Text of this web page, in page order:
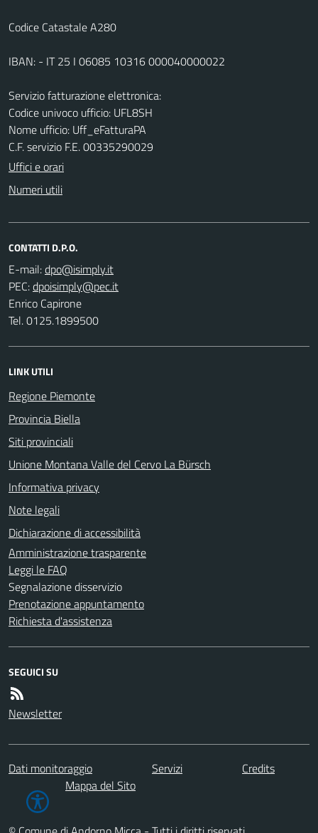
Codice Catastale A280
IBAN: - IT 25 I 06085 10316 000040000022
Servizio fatturazione elettronica:
Codice univoco ufficio: UFL8SH
Nome ufficio: Uff_eFatturaPA
C.F. servizio F.E. 00335290029
Uffici e orari
Numeri utili
CONTATTI D.P.O.
E-mail:
PEC:
Enrico Capirone
Tel. 0125.1899500
LINK UTILI
Regione Piemonte
Provincia Biella
Siti provinciali
Unione Montana Valle del Cervo La Bürsch
Informativa privacy
Note legali
Dichiarazione di accessibilità
Amministrazione trasparente
Leggi le FAQ
Segnalazione disservizio
Prenotazione appuntamento
Richiesta d'assistenza
SEGUICI SU
Newsletter
Dati monitoraggio Servizi
Credits
Mappa del Sito